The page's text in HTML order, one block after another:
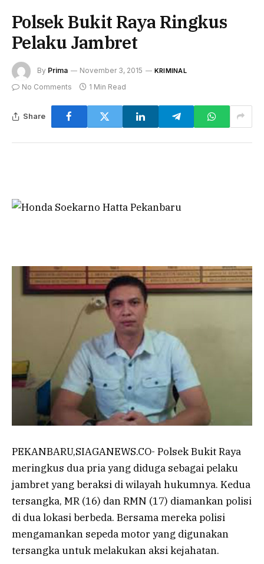
Polsek Bukit Raya Ringkus
Pelaku Jambret
By Prima November 3, 2015 KRIMINAL
No Comments 1 Min Read
Share
PEKANBARU,SIAGANEWS.CO- Polsek Bukit Raya
meringkus dua pria yang diduga sebagai pelaku
jambret yang beraksi di wilayah hukumnya. Kedua
tersangka, MR (16) dan RMN (17) diamankan polisi
di dua lokasi berbeda. Bersama mereka polisi
mengamankan sepeda motor yang digunakan
tersangka untuk melakukan aksi kejahatan.